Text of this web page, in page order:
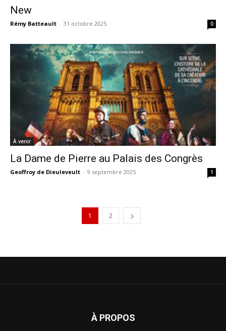
New
Rémy Batteault - 31 octobre 2025 0
À venir
La Dame de Pierre au Palais des Congrès
Geoffroy de Dieuleveult - 9 septembre 2025 1
1 2
À PROPOS